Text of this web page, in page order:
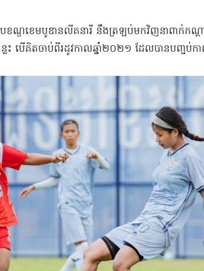
បខណ្ឌ​ខេ​ម​បូ​ឌា​ន​លី​គ​នារី នឹង​ត្រឡប់មកវិញ​នា​ពាក់កណ្
លះ បើ​គិត​ចាប់ពី​រដូវ​កាល​ឆ្នាំ​២០២១ ដែល​បានបញ្ចប់​ក